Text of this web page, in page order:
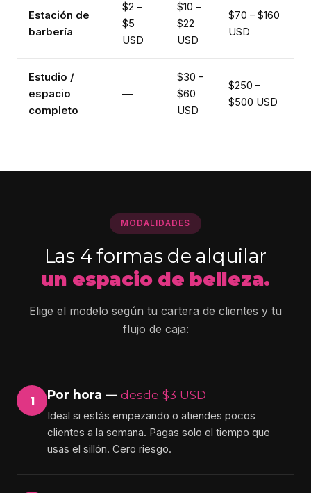
Estación de
barbería
$2 –
$5
USD
$10 –
$22
USD
$70 – $160
USD
Estudio /
espacio
completo
—
$30 –
$60
USD
$250 –
$500 USD
MODALIDADES
Las 4 formas de alquilar
un espacio de belleza.
Elige el modelo según tu cartera de clientes y tu
flujo de caja:
1 Por hora — desde $3 USD
Ideal si estás empezando o atiendes pocos
clientes a la semana. Pagas solo el tiempo que
usas el sillón. Cero riesgo.